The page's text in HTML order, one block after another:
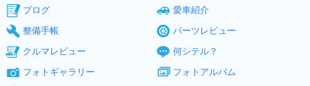
ブログ
愛車紹介
整備手帳
パーツレビュー
クルマレビュー
何シテル？
フォトギャラリー
フォトアルバム